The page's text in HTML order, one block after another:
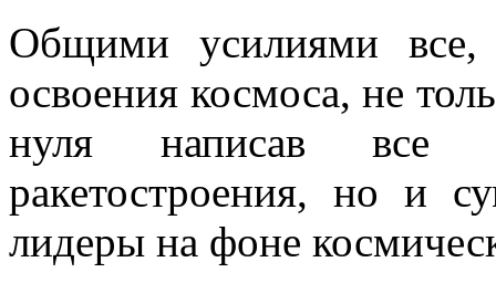
Общими усилиями
освоения космоса, не
нуля написав все
ракетостроения, но и
лидеры на фоне